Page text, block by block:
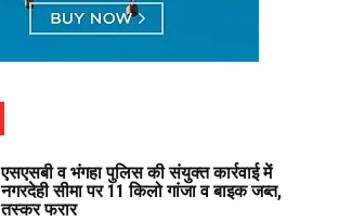
एसएसबी व भंगहा पुलिस की संयुक्त कार्रवाई में
नगरदेही सीमा पर 11 किलो गांजा व बाइक जब्त,
तस्कर फरार